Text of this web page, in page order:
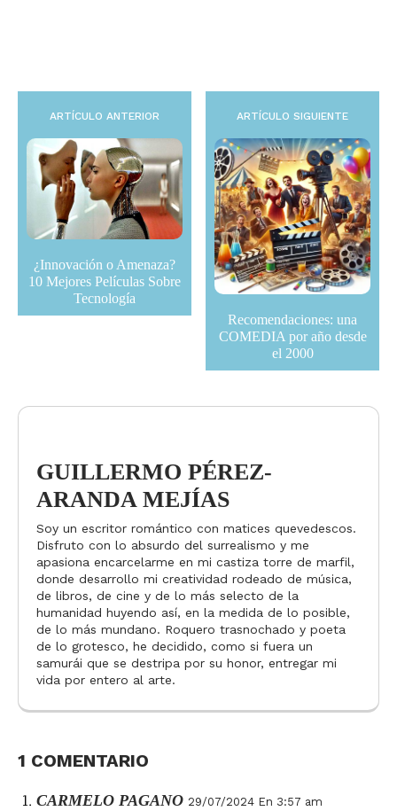
ARTÍCULO ANTERIOR
¿Innovación o Amenaza?
10 Mejores Películas Sobre
Tecnología
ARTÍCULO SIGUIENTE
Recomendaciones: una
COMEDIA por año desde
el 2000
GUILLERMO PÉREZ-
ARANDA MEJÍAS
Soy un escritor romántico con matices quevedescos.
Disfruto con lo absurdo del surrealismo y me
apasiona encarcelarme en mi castiza torre de marfil,
donde desarrollo mi creatividad rodeado de música,
de libros, de cine y de lo más selecto de la
humanidad huyendo así, en la medida de lo posible,
de lo más mundano. Roquero trasnochado y poeta
de lo grotesco, he decidido, como si fuera un
samurái que se destripa por su honor, entregar mi
vida por entero al arte.
1 COMENTARIO
CARMELO PAGANO 29/07/2024 En 3:57 am